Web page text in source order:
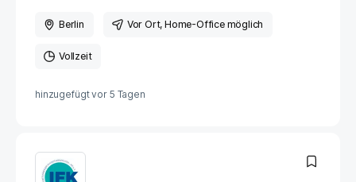
Berlin Vor Ort, Home-Office möglich
Vollzeit
hinzugefügt vor 5 Tagen